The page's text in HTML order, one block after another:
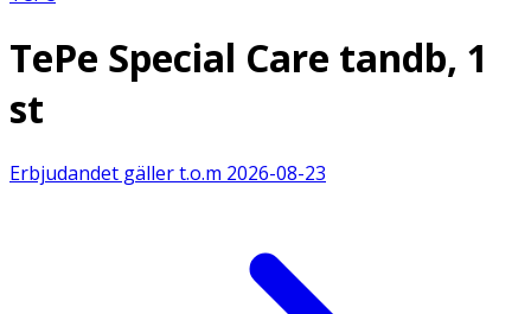
TePe Special Care tandb, 1
st
Erbjudandet gäller t.o.m 2026-08-23